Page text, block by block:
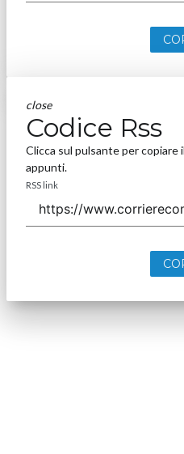
close
Codice Rss
Clicca sul pulsante per copiare
appunti.
RSS link